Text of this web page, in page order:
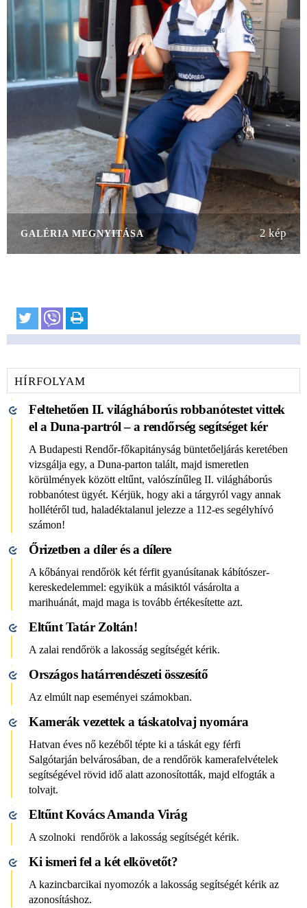
2 kép
GALÉRIA MEGNYITÁSA
HÍRFOLYAM
Feltehetően II. világháborús robbanótestet vittek
el a Duna-partról – a rendőrség segítséget kér
A Budapesti Rendőr-főkapitányság büntetőeljárás keretében
vizsgálja egy, a Duna-parton talált, majd ismeretlen
körülmények között eltűnt, valószínűleg II. világháborús
robbanótest ügyét. Kérjük, hogy aki a tárgyról vagy annak
hollétéről tud, haladéktalanul jelezze a 112-es segélyhívó
számon!
Őrizetben a díler és a dílere
A kőbányai rendőrök két férfit gyanúsítanak kábítószer-
kereskedelemmel: egyikük a másiktól vásárolta a
marihuánát, majd maga is tovább értékesítette azt.
Eltűnt Tatár Zoltán!
A zalai rendőrök a lakosság segítségét kérik.
Országos határrendészeti összesítő
Az elmúlt nap eseményei számokban.
Kamerák vezettek a táskatolvaj nyomára
Hatvan éves nő kezéből tépte ki a táskát egy férfi
Salgótarján belvárosában, de a rendőrök kamerafelvételek
segítségével rövid idő alatt azonosították, majd elfogták a
tolvajt.
Eltűnt Kovács Amanda Virág
A szolnoki rendőrök a lakosság segítségét kérik.
Ki ismeri fel a két elkövetőt?
A kazincbarcikai nyomozók a lakosság segítségét kérik az
azonosításhoz.